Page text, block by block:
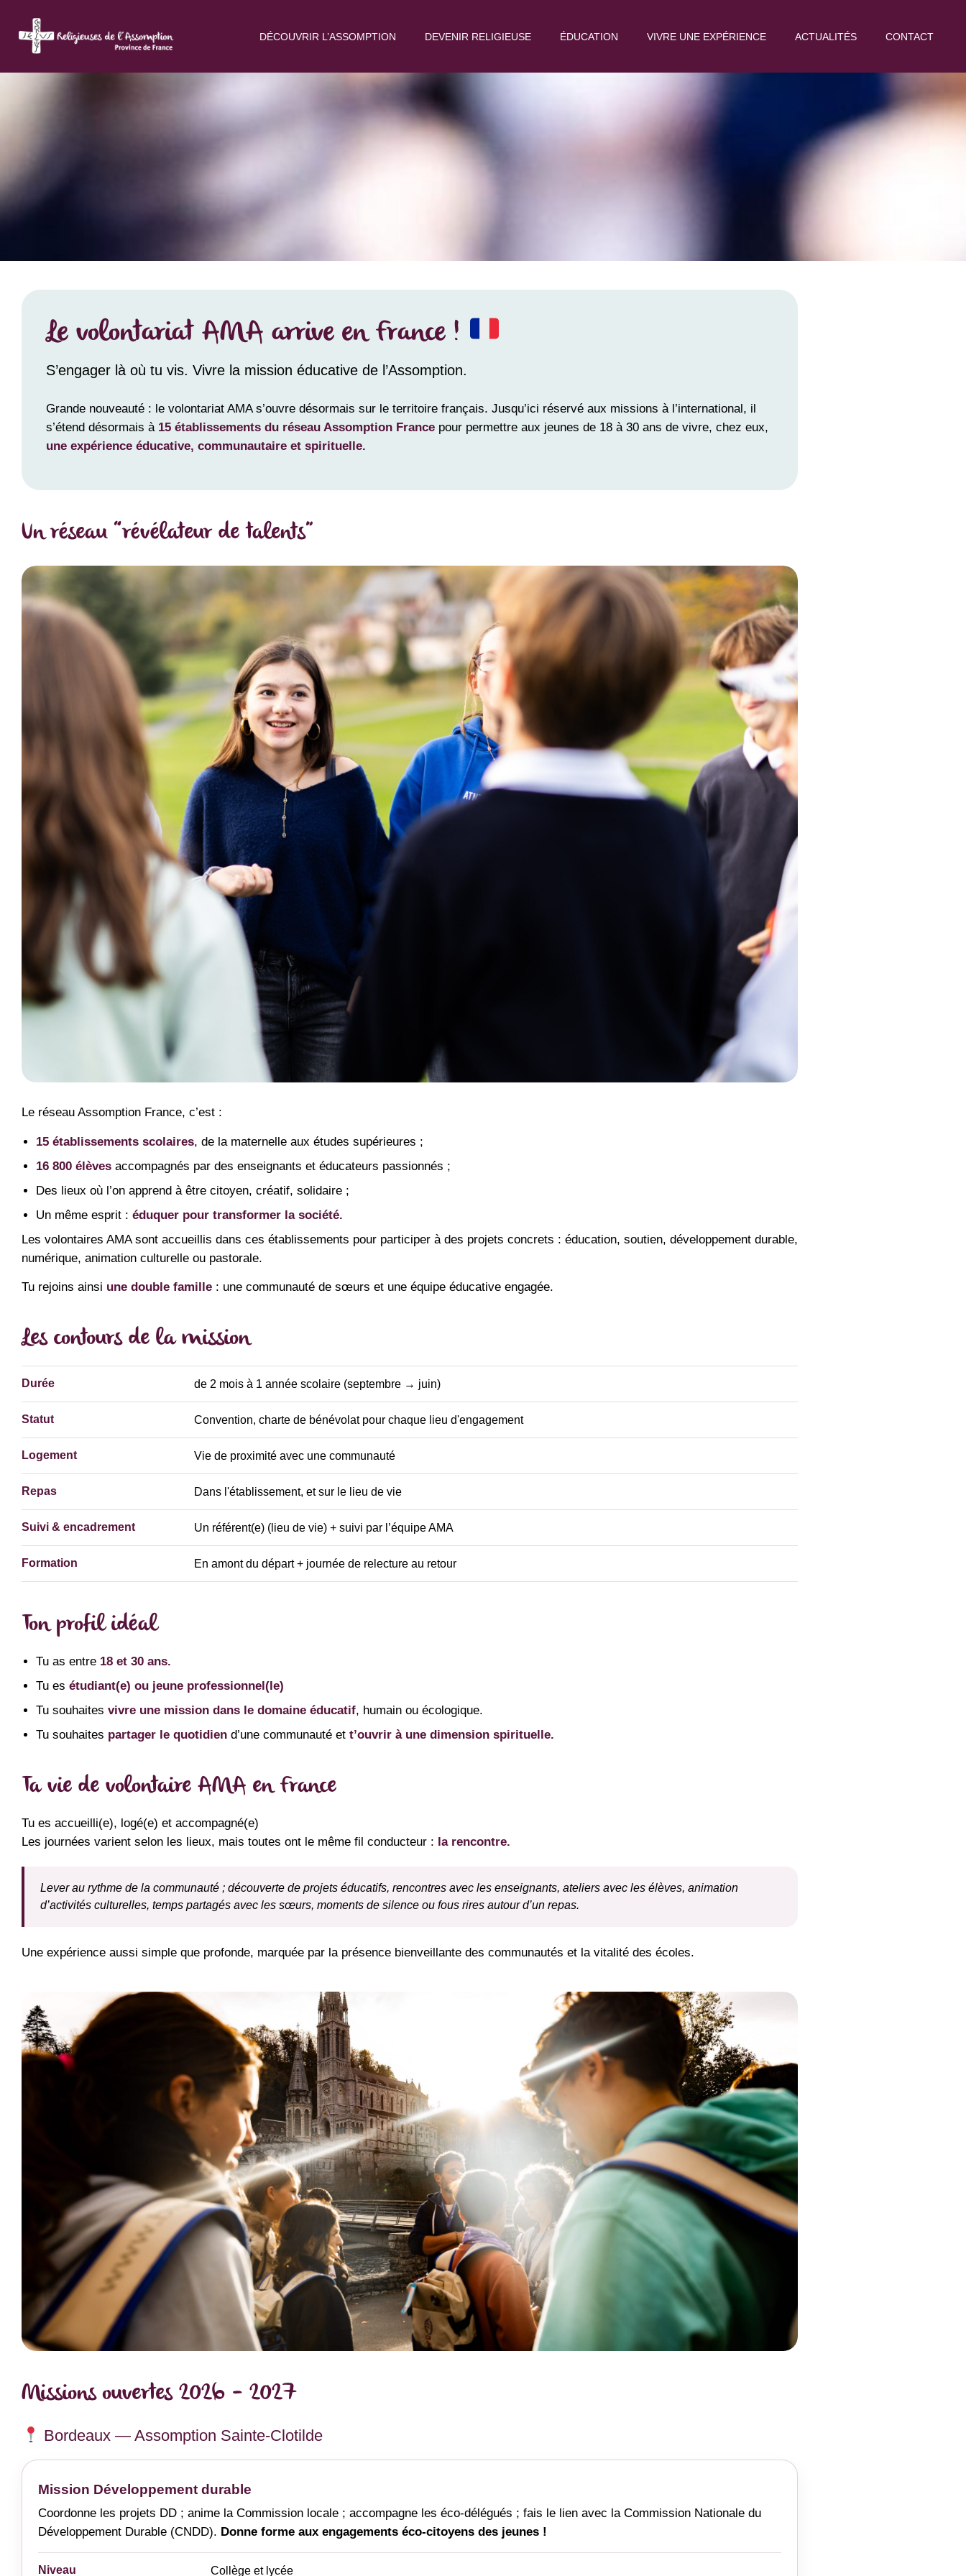
DÉCOUVRIR L’ASSOMPTION DEVENIR RELIGIEUSE ÉDUCATION VIVRE UNE EXPÉRIENCE ACTUALITÉS CONTACT
Le volontariat AMA arrive en France !
S’engager là où tu vis. Vivre la mission éducative de l’Assomption.
Grande nouveauté : le volontariat AMA s’ouvre désormais sur le territoire français. Jusqu’ici réservé aux missions à l’international, il
s’étend désormais à 15 établissements du réseau Assomption France pour permettre aux jeunes de 18 à 30 ans de vivre, chez eux,
une expérience éducative, communautaire et spirituelle.
Un réseau “révélateur de talents”
Le réseau Assomption France, c’est :
15 établissements scolaires, de la maternelle aux études supérieures ;
16 800 élèves accompagnés par des enseignants et éducateurs passionnés ;
Des lieux où l’on apprend à être citoyen, créatif, solidaire ;
Un même esprit : éduquer pour transformer la société.
Les volontaires AMA sont accueillis dans ces établissements pour participer à des projets concrets : éducation, soutien, développement durable,
numérique, animation culturelle ou pastorale.
Tu rejoins ainsi une double famille : une communauté de sœurs et une équipe éducative engagée.
Les contours de la mission
Durée de 2 mois à 1 année scolaire (septembre → juin)
Statut Convention, charte de bénévolat pour chaque lieu d'engagement
Logement Vie de proximité avec une communauté
Repas Dans l'établissement, et sur le lieu de vie
Suivi & encadrement Un référent(e) (lieu de vie) + suivi par l’équipe AMA
Formation En amont du départ + journée de relecture au retour
Ton profil idéal
Tu as entre 18 et 30 ans.
Tu es étudiant(e) ou jeune professionnel(le)
Tu souhaites vivre une mission dans le domaine éducatif, humain ou écologique.
Tu souhaites partager le quotidien d’une communauté et t’ouvrir à une dimension spirituelle.
Ta vie de volontaire AMA en France
Tu es accueilli(e), logé(e) et accompagné(e)
Les journées varient selon les lieux, mais toutes ont le même fil conducteur : la rencontre.
Lever au rythme de la communauté ; découverte de projets éducatifs, rencontres avec les enseignants, ateliers avec les élèves, animation
d’activités culturelles, temps partagés avec les sœurs, moments de silence ou fous rires autour d’un repas.
Une expérience aussi simple que profonde, marquée par la présence bienveillante des communautés et la vitalité des écoles.
Missions ouvertes 2026 – 2027
Bordeaux — Assomption Sainte-Clotilde
Mission Développement durable
Coordonne les projets DD ; anime la Commission locale ; accompagne les éco-délégués ; fais le lien avec la Commission Nationale du
Développement Durable (CNDD). Donne forme aux engagements éco-citoyens des jeunes !
Niveau Collège et lycée